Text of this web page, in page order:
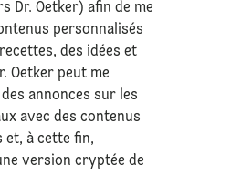
Dr. Oetker) afin de me
personnalisés
des idées et
Oetker peut me
annonces sur les
avec des contenus
et, à cette fin,
version cryptée de